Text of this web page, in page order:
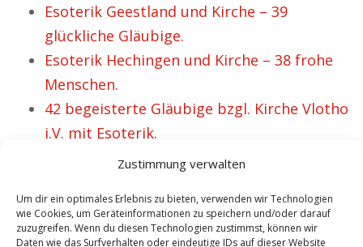
Zustimmung verwalten
Um dir ein optimales Erlebnis zu bieten, verwenden wir Technologien
wie Cookies, um Geräteinformationen zu speichern und/oder darauf
zuzugreifen. Wenn du diesen Technologien zustimmst, können wir
Daten wie das Surfverhalten oder eindeutige IDs auf dieser Website
Esoterik Geestland und Kirche – 39
glückliche Gläubige.
Esoterik Hechingen und Kirche – 38 frohe
Menschen.
42 begeisterte Gläubige bzgl. Kirche Vlotho
i.V. mit Esoterik.
Helen mag Kirche Schramberg und
VORHERIGER ARTIKEL NÄCHSTER ARTIKEL